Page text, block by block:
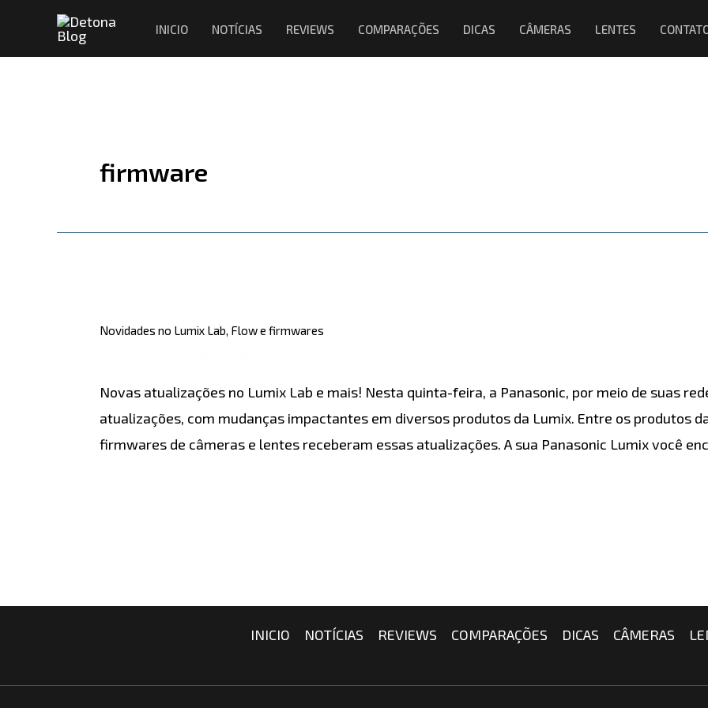
INICIO NOTÍCIAS REVIEWS COMPARAÇÕES DICAS CÂMERAS LENTES
firmware
Novidades no Lumix Lab, Flow e firmwares
Novas atualizações no Lumix Lab e mais! Nesta quinta-feira, a Panasonic, por meio de suas
atualizações, com mudanças impactantes em diversos produtos da Lumix. Entre os produtos
firmwares de câmeras e lentes receberam essas atualizações. A sua Panasonic Lumix você
Lumix
Flow
e
firmwares
INICIO NOTÍCIAS REVIEWS COMPARAÇÕES DICAS CÂMERAS